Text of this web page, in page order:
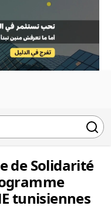
de Solidarité
tunisiennes